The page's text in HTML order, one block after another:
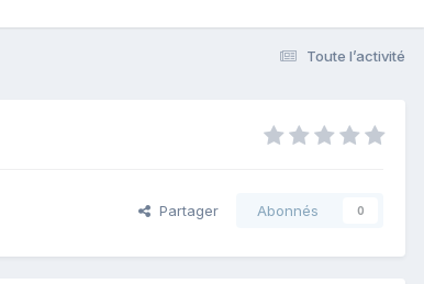
Toute l’activité
Partager Abonnés 0